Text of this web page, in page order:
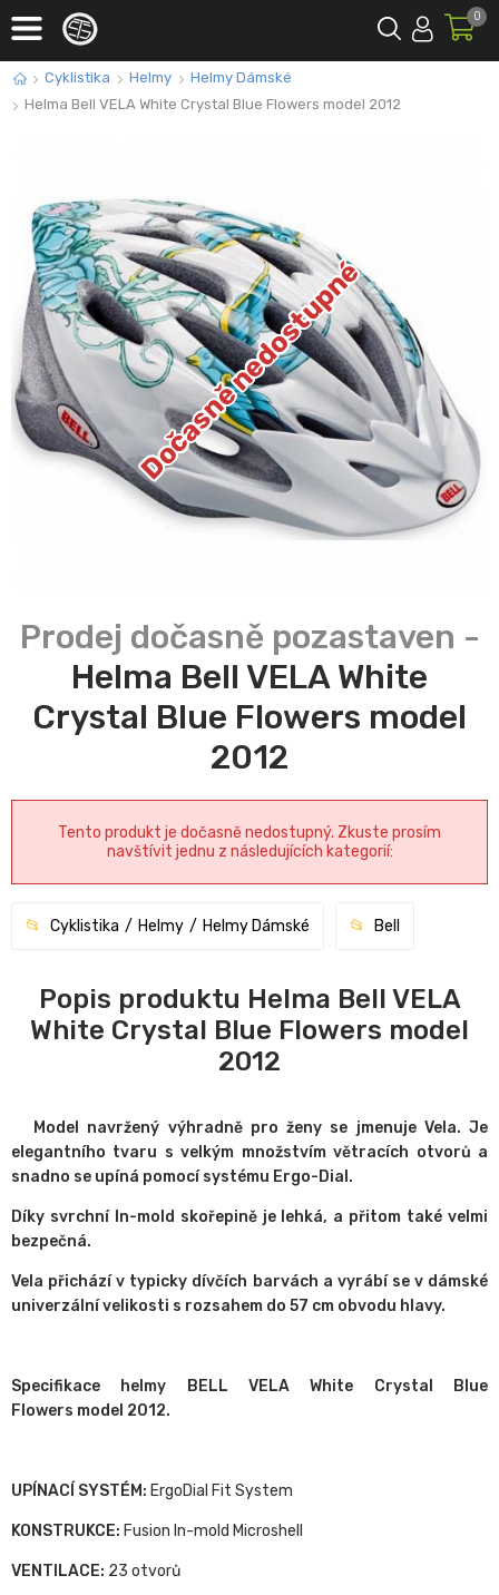
0
Cyklistika Helmy
Helmy Dámské
Helma Bell VELA White Crystal Blue Flowers model 2012
Dočasně nedostupné
Helma Bell VELA White
Crystal Blue Flowers model
2012
Tento produkt je dočasně nedostupný. Zkuste prosím
navštívit jednu z následujících kategorií:
Cyklistika Helmy Helmy Dámské Bell
Popis produktu Helma Bell VELA
White Crystal Blue Flowers model
2012
Model navržený výhradně pro ženy se jmenuje Vela. Je
elegantního tvaru s velkým množstvím větracích otvorů a
snadno se upíná pomocí systému Ergo-Dial.
Díky svrchní In-mold skořepině je lehká, a přitom také velmi
bezpečná.
Vela přichází v typicky dívčích barvách a vyrábí se v dámské
univerzální velikosti s rozsahem do 57 cm obvodu hlavy.
Specifikace helmy BELL VELA White Crystal Blue
Flowers model 2012.
UPÍNACÍ SYSTÉM: ErgoDial Fit System
KONSTRUKCE: Fusion In-mold Microshell
VENTILACE: 23 otvorů